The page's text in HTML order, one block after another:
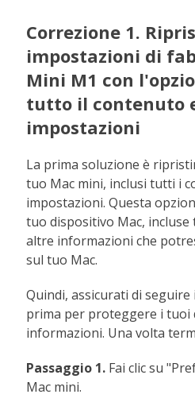
Correzione 1.
impostazioni di
Mini M1 con
tutto il contenuto
impostazioni
La prima soluzione è
tuo Mac mini, inclusi tutti i
impostazioni. Questa
tuo dispositivo Mac,
altre informazioni che
sul tuo Mac.
Quindi, assicurati di
prima per proteggere i tuoi
informazioni. Una volta
Passaggio 1. Fai clic su
Mac mini.